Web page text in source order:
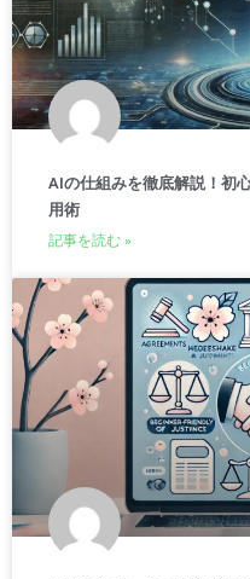
AIの仕組みを徹底解説！初
用術
記事を読む »